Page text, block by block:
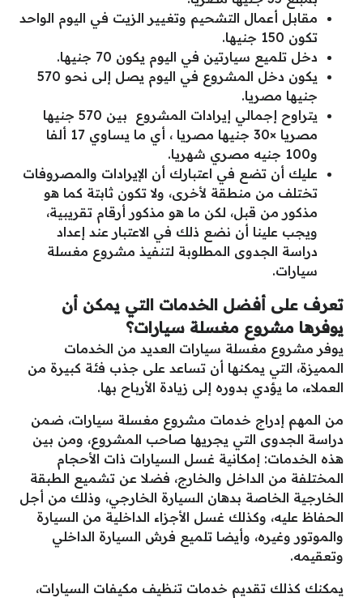
مقابل أعمال التشحيم وتغيير الزيت في اليوم الواحد
تكون 150 جنيها.
دخل تلميع سيارتين في اليوم يكون 70 جنيها.
يكون دخل المشروع في اليوم يصل إلى نحو 570
جنيها مصريا.
يتراوح إجمالي إيرادات المشروع بين 570 جنيها
مصريا ×30 جنيها مصريا ، أي ما يساوي 17 ألفا
و100 جنيه مصري شهريا.
عليك أن تضع في اعتبارك أن الإيرادات والمصروفات
تختلف من منطقة لأخرى، ولا تكون ثابتة كما هو
مذكور من قبل، لكن ما هو مذكور أرقام تقريبية،
ويجب علينا أن نضع ذلك في الاعتبار عند إعداد
دراسة الجدوى المطلوبة لتنفيذ مشروع مغسلة
سيارات.
تعرف على أفضل الخدمات التي يمكن أن
يوفرها مشروع مغسلة سيارات؟
يوفر مشروع مغسلة سيارات العديد من الخدمات
المميزة، التي يمكنها أن تساعد على جذب فئة كبيرة من
العملاء، ما يؤدي بدوره إلى زيادة الأرباح بها.
من المهم إدراج خدمات مشروع مغسلة سيارات، ضمن
دراسة الجدوى التي يجريها صاحب المشروع، ومن بين
هذه الخدمات: إمكانية غسل السيارات ذات الأحجام
المختلفة من الداخل والخارج، فضلا عن تشميع الطبقة
الخارجية الخاصة بدهان السيارة الخارجي، وذلك من أجل
الحفاظ عليه، وكذلك غسل الأجزاء الداخلية من السيارة
والموتور وغيره، وأيضا تلميع فرش السيارة الداخلي
وتعقيمه.
يمكنك كذلك تقديم خدمات تنظيف مكيفات السيارات،